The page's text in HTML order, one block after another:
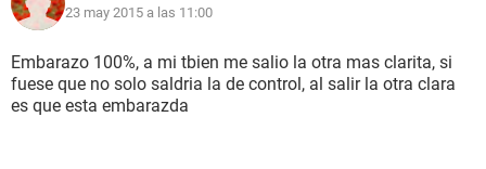
23 may 2015 a las 11:00
Embarazo 100%, a mi tbien me salio la otra mas clarita, si
fuese que no solo saldria la de control, al salir la otra clara
es que esta embarazda